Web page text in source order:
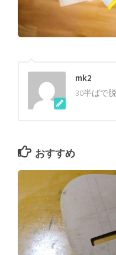
mk2
30半ばで
おすすめ